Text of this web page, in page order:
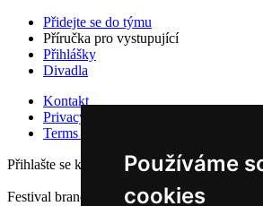
Používáme
cookies
Přidejte se do týmu
Příručka pro vystupující
Přihlášky
Divadla
Kontakt
Privacy policy
Terms of Service
Přihlašte se k odběru newsletteru
Festival branding by